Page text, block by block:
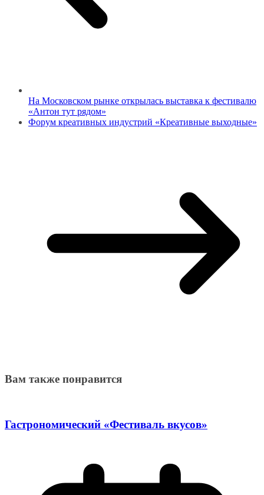
На Московском рынке открылась выставка к фестивалю
«Антон тут рядом»
Форум креативных индустрий «Креативные выходные»
Вам также понравится
Гастрономический «Фестиваль вкусов»